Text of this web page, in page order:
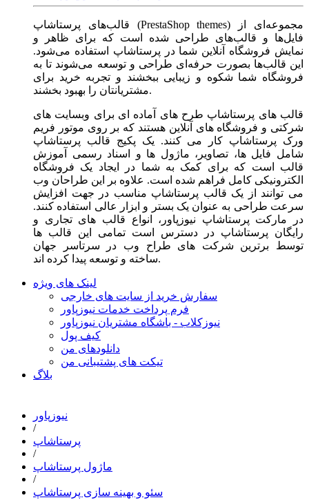
قالب‌های پرستاشاپ (PrestaShop themes) مجموعه‌ای از
فایل‌ها و قالب‌های طراحی شده است که برای ظاهر و
نمایش فروشگاه آنلاین شما در پرستاشاپ استفاده می‌شود.
این قالب‌ها بصورت حرفه‌ای طراحی و توسعه می‌شوند تا به
فروشگاه شما شکوه و زیبایی ببخشند و تجربه خرید برای
مشتریانتان را بهبود بخشند.
قالب های پرستاشاپ طرح های آماده ای برای وبسایت های
شرکتی و فروشگاه های آنلاین هستند که بر روی موتور فریم
ورک پرستاشاپ کار می کنند. یک پکیج قالب پرستاشاپ
شامل فایل ها، تصاویر، ماژول ها و اسناد رسمی آموزش
قالب است که برای کمک به شما در ایجاد یک فروشگاه
الکترونیکی کامل فراهم شده است. علاوه بر این طراحان وب
می توانند از یک قالب پرستاشاپ مناسب در جهت افزایش
سرعت طراحی به عنوان یک بستر و ابزار عالی استفاده کنند.
در مارکت پرستاشاپ نیوزپاور، انواع قالب های تجاری و
رایگان پرستاشاپ در دسترس است تمامی این قالب ها
توسط برترین شرکت های طراح وب در سرتاسر جهان
ساخته و توسعه پیدا کرده اند.
لینک های ویژه
سفارش خرید از سایت های خارجی
فرم پرداخت خدمات نیوزپاور
نیوزکلاب - باشگاه مشتریان نیوزپاور
کیف پول
دانلودهای من
تیکت های پشتیبانی من
بلاگ
نیوزپاور
/
پرستاشاپ
/
ماژول پرستاشاپ
/
سئو و بهینه سازی پرستاشاپ